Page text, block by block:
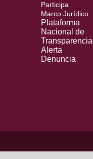
Participa
Marco Jurídico
Plataforma
Nacional de
Transparencia
Alerta
Denuncia